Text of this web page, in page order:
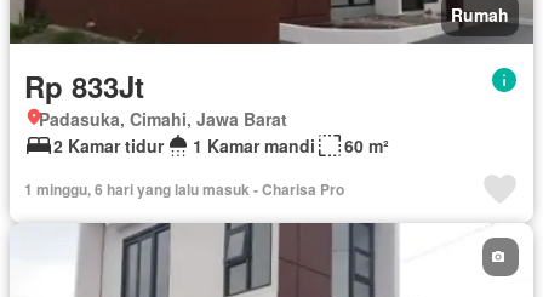
Rumah
Rp 833Jt
Padasuka, Cimahi, Jawa Barat
2 Kamar tidur
1 Kamar mandi 60 m²
1 minggu, 6 hari yang lalu masuk - Charisa Pro